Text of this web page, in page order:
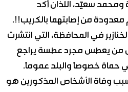
ومحمد سعيِّد، اللذان أكد
معدودة من إصابتهما بالكريب!!.
في المحافظة، التي انتشرت
كل من يعطس مجرد عطسة يراجع
حماة خصوصاً والبلد عموماً.
سبب وفاة الأشخاص المذكورين هو